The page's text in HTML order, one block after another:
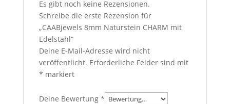
Es gibt noch keine Rezensionen.
Schreibe die erste Rezension für
„CAABjewels 8mm Naturstein CHARM mit
Edelstahl“
Deine E-Mail-Adresse wird nicht
veröffentlicht. Erforderliche Felder sind mit
* markiert
Deine Bewertung *